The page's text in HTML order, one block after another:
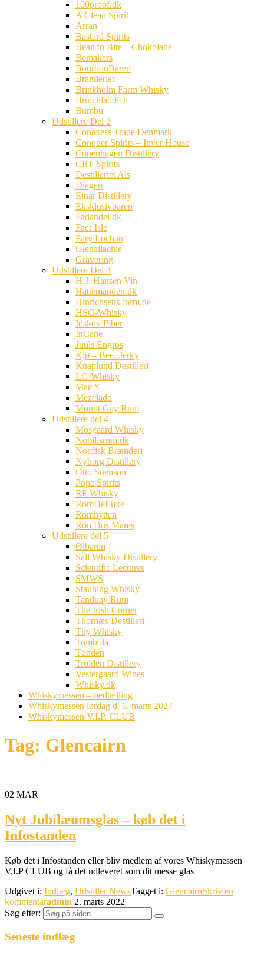
100proof.dk
A Clean Spirit
Arran
Bastard Spirits
Bean to Bite – Chokolade
Bemakers
BourbonBaren
Branderiet
Brinkholm Farm Whisky
Bruichladdich
Bumbu
Udstillere Del 2
Conaxess Trade Denmark
Conquer Spirits – Inver House
Copenhagen Distillery
CRT Spirits
Destilleriet Als
Diageo
Einar Distillery
Eksklusivbaren
Fadandel.dk
Faer Isle
Fary Lochan
Glenallachie
Gravering
Udstillere Del 3
H.J. Hansen Vin
Hattemanden.dk
Hinrichsens-farm.de
HSG-Whisky
Idskov Piber
InCane
Juuls Engros
Kjø – Beef Jerky
Knaplund Destilleri
LG Whisky
Mac Y
Mezclado
Mount Gay Rum
Udstillere del 4
Mosgaard Whisky
Nobilisrum.dk
Nordisk Brænderi
Nyborg Distillery
Otto Suenson
Pope Spirits
RF Whisky
RomDeLuxe
Romhytten
Ron Dos Mares
Udstillere del 5
Ølbaren
Sall Whisky Distillery
Scientific Lectures
SMWS
Stauning Whisky
Tanduay Rum
The Irish Corner
Thornæs Destilleri
Thy Whisky
Tombola
Tønden
Trolden Distillery
Vestergaard Wines
Whisky.dk
Whiskymessen – nedtælling
Whiskymessen lørdag d. 6. marts 2027
Whiskymessen V.I.P. CLUB
Tag: Glencairn
02 MAR
Nyt Jubilæumsglas – køb det i
Infostanden
Køb det i Infostanden eller bliv medlem af vores Whiskymessen
V.I.P CLUB og få det udleveret som dit messe glas
Udgivet i: Indlæg, Udstiller NewsTagget i: GlencairnSkriv en
kommentaradmin 2. marts 2022
Søg efter:
Seneste indlæg